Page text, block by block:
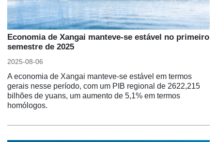
Economia de Xangai manteve-se estável no primeiro
semestre de 2025
2025-08-06
A economia de Xangai manteve-se estável em termos
gerais nesse período, com um PIB regional de 2622,215
bilhões de yuans, um aumento de 5,1% em termos
homólogos.